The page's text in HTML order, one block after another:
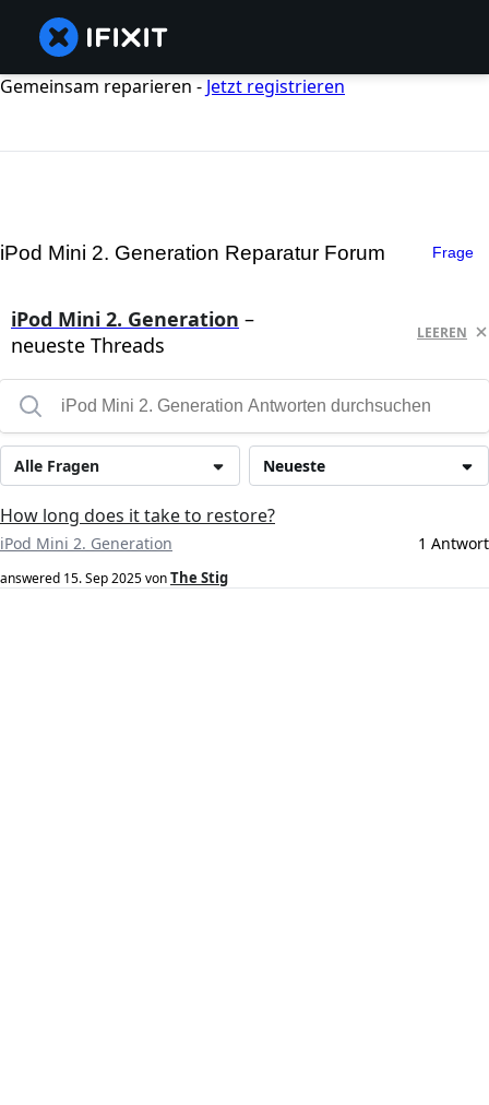
Gemeinsam reparieren - Jetzt registrieren
iPod Mini 2. Generation Reparatur Forum Frage
iPod Mini 2. Generation –
neueste Threads
LEEREN
Neueste
Alle Fragen
How long does it take to restore?
iPod Mini 2. Generation 1 Antwort
answered 15. Sep 2025vonThe Stig